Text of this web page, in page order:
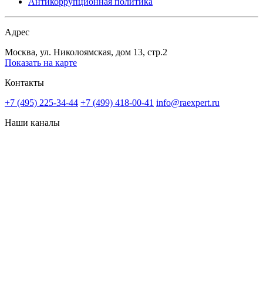
Адрес
Москва, ул. Николоямская, дом 13, стр.2
Показать на карте
Контакты
+7 (495) 225-34-44 +7 (499) 418-00-41 info@raexpert.ru
Наши каналы